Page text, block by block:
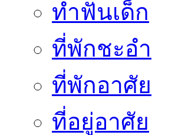
ทำฟันเด็ก
ที่พักชะอำ
ที่พักอาศัย
ที่อยู่อาศัย